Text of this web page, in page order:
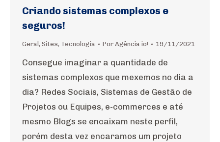
Criando sistemas complexos e
seguros!
Geral , Sites, Tecnologia Por Agência io! 19/11/2021
Consegue imaginar a quantidade de
sistemas complexos que mexemos no dia a
dia? Redes Sociais, Sistemas de Gestão de
Projetos ou Equipes, e-commerces e até
mesmo Blogs se encaixam neste perfil,
porém desta vez encaramos um projeto